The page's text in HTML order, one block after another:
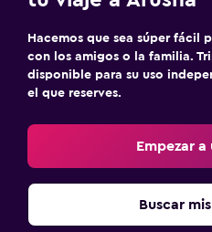
Cuna/cama nido disponibles
Comidas para niños
Servicios de cuidado de niños
Sistema de entretenimiento
TV por cable o vía satélite
Hacemos que sea súper fácil
con los amigos o la familia.
disponible para su uso
el que reserves.
Empezar a
Buscar